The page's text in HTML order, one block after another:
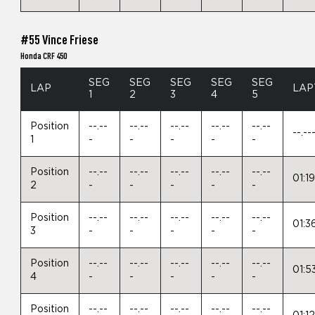
#55 Vince Friese
Honda CRF 450
LAP
SEG
1
SEG
2
SEG
3
SEG
4
SEG
5
Position
1
--.--
-
--.--
-
--.--
-
--.--
-
--.--
-
--
Position
2
--.--
-
--.--
-
--.--
-
--.--
-
--.--
-
Position
3
--.--
-
--.--
-
--.--
-
--.--
-
--.--
-
Position
4
--.--
-
--.--
-
--.--
-
--.--
-
--.--
-
Position
--.--
--.--
--.--
--.--
--.--